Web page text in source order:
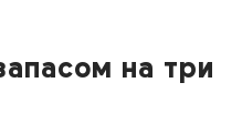
на три